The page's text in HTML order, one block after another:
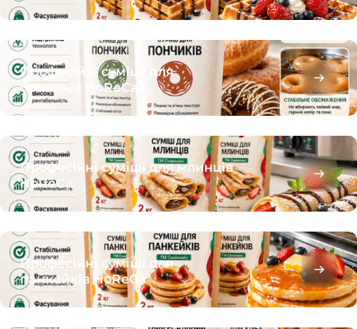
Професійні суміші для
пончиків HoReCa
Професійні суміші для млинців
HoReCa
Професійні суміші для
панкейків HoReCa